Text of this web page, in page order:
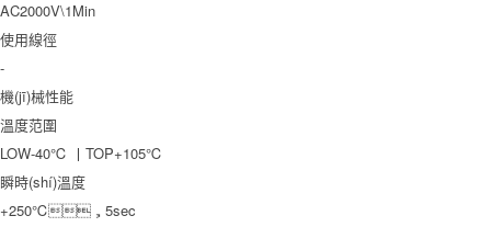
AC2000V\1Min
使用線徑
-
機(jī)械性能
溫度范圍
LOW-40℃ 丨TOP+105℃
瞬時(shí)溫度
+250℃，5sec